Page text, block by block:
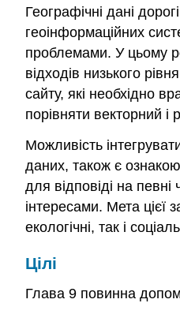
Географічні дані
геоінформаційних
проблемами. У цьому
відходів низького
сайту, які необхідно
порівняти векторний
Можливість
даних, також є
для відповіді на
інтересами. Мета цієї
екологічні, так і
Цілі
Глава 9 повинна